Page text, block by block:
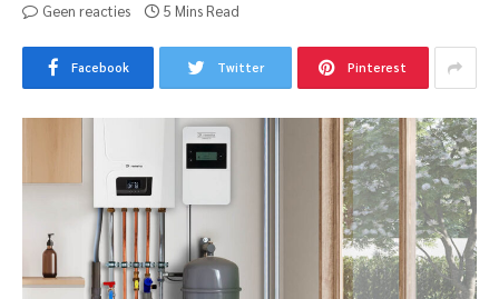
Geen reacties
5 Mins Read
Facebook Twitter Pinterest